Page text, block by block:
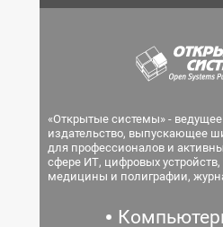
«Открытые системы» -
издательство, выпускающее
для профессионалов и
сфере ИТ, цифровых
медицины и полиграфии,